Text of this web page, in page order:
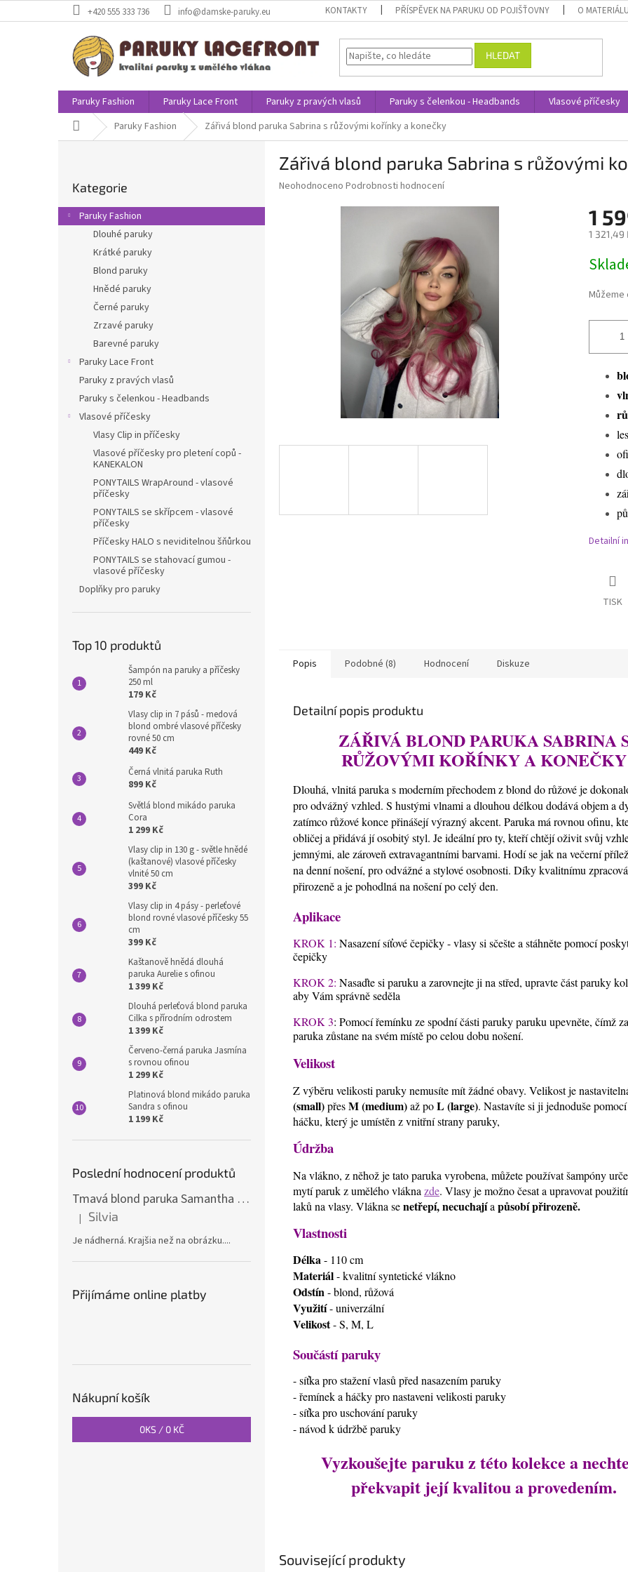
na
+420 555 333 736 info@damske-paruky.eu KONTAKTY PŘÍSPĚVEK NA PARUKU OD POJIŠŤOVNY O
HLEDAT
Paruky Fashion Paruky Lace Front Paruky z pravých vlasů Paruky s čelenkou - Headbands
Vlasové příčesky
Domů Paruky Fashion Zářivá blond paruka Sabrina s růžovými kořínky a konečky
r
a
kategorie
Kategorie
Paruky Fashion
Dlouhé paruky
Krátké paruky
Blond paruky
Hnědé paruky
Černé paruky
Zrzavé paruky
Barevné paruky
Paruky Lace Front
Paruky z pravých vlasů
Paruky s čelenkou - Headbands
Vlasové příčesky
Vlasy Clip in příčesky
Vlasové příčesky pro pletení copů -
KANEKALON
PONYTAILS WrapAround - vlasové
příčesky
PONYTAILS se skřípcem - vlasové
příčesky
Příčesky HALO s neviditelnou šňůrkou
PONYTAILS se stahovací gumou -
vlasové příčesky
Doplňky pro paruky
Top 10 produktů
Šampón na paruky a příčesky
250 ml
179 Kč
Vlasy clip in 7 pásů - medová
blond ombré vlasové příčesky
rovné 50 cm
449 Kč
Černá vlnitá paruka Ruth
899 Kč
Světlá blond mikádo paruka
Cora
1 299 Kč
Vlasy clip in 130 g - světle hnědé
(kaštanové) vlasové příčesky
vlnité 50 cm
399 Kč
Vlasy clip in 4 pásy - perleťové
blond rovné vlasové příčesky 55
cm
399 Kč
Kaštanově hnědá dlouhá
paruka Aurelie s ofinou
1 399 Kč
Dlouhá perleťová blond paruka
Cilka s přírodním odrostem
1 399 Kč
Červeno-černá paruka Jasmína
s rovnou ofinou
1 299 Kč
Platinová blond mikádo paruka
Sandra s ofinou
1 199 Kč
Poslední hodnocení produktů
Tmavá blond paruka Samantha s melíry
Hodnocení produktu je 5 z 5 hvězdiček.
| Silvia
Je nádherná. Krajšia než na obrázku....
Přijímáme online platby
Nákupní košík
0KS / 0 KČ
Zářivá blond paruka Sabrina s růžovými
Průměrné
Neohodnoceno Podrobnosti hodnocení
1
1 321,49
cena:
Detailní
TISK
Související produkty
Popis Podobné (8) Hodnocení Diskuze
Detailní popis produktu
ZÁŘIVÁ BLOND PARUKA SABRINA
RŮŽOVÝMI KOŘÍNKY A KONEČKY
Dlouhá, vlnitá paruka s moderním přechodem z blond do růžové je
pro odvážný vzhled. S hustými vlnami a dlouhou délkou dodává objem a
zatímco růžové konce přinášejí výrazný akcent. Paruka má rovnou ofinu,
obličej a přidává jí osobitý styl. Je ideální pro ty, kteří chtějí oživit svůj
jemnými, ale zároveň extravagantními barvami. Hodí se jak na večerní
na denní nošení, pro odvážné a stylové osobnosti. Díky kvalitnímu
přirozeně a je pohodlná na nošení po celý den.
Aplikace
KROK 1: Nasazení síťové čepičky - vlasy si sčešte a stáhněte pomocí
čepičky
KROK 2: Nasaďte si paruku a zarovnejte ji na střed, upravte část paruky
aby Vám správně seděla
KROK 3: Pomocí řemínku ze spodní části paruky paruku upevněte, čímž
paruka zůstane na svém místě po celou dobu nošení.
Velikost
Z výběru velikosti paruky nemusíte mít žádné obavy. Velikost je
(small)přesM (medium)až poL (large). Nastavíte si ji jednoduše
háčku, který je umístěn z vnitřní strany paruky,
Údržba
Na vlákno, z něhož je tato paruka vyrobena, můžete používat šampóny
mytí paruk z umělého vláknazde. Vlasy je možno česat a upravovat
laků na vlasy. Vlákna senetřepí, necuchajíapůsobí přirozeně.
Vlastnosti
Délka - 110 cm
Materiál- kvalitní syntetické vlákno
Odstín - blond, růžová
Využití- univerzální
Velikost- S, M, L
Součástí paruky
- síťka pro stažení vlasů před nasazením paruky
- řemínek a háčky pro nastaveni velikosti paruky
- síťka pro uschování paruky
- návod k údržbě paruky
Vyzkoušejte paruku z této kolekce a
překvapit její kvalitou a provedením.